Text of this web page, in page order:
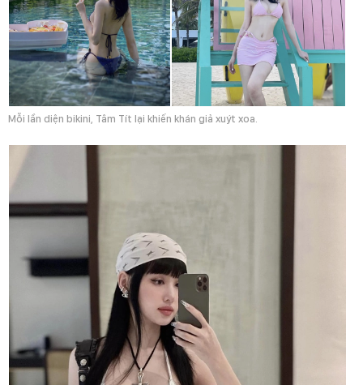
Mỗi lần diện bikini, Tâm Tít lại khiến khán giả xuýt xoa.